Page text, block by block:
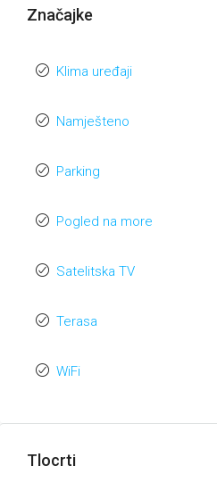
Značajke
Klima uređaji
Namješteno
Parking
Pogled na more
Satelitska TV
Terasa
WiFi
Tlocrti